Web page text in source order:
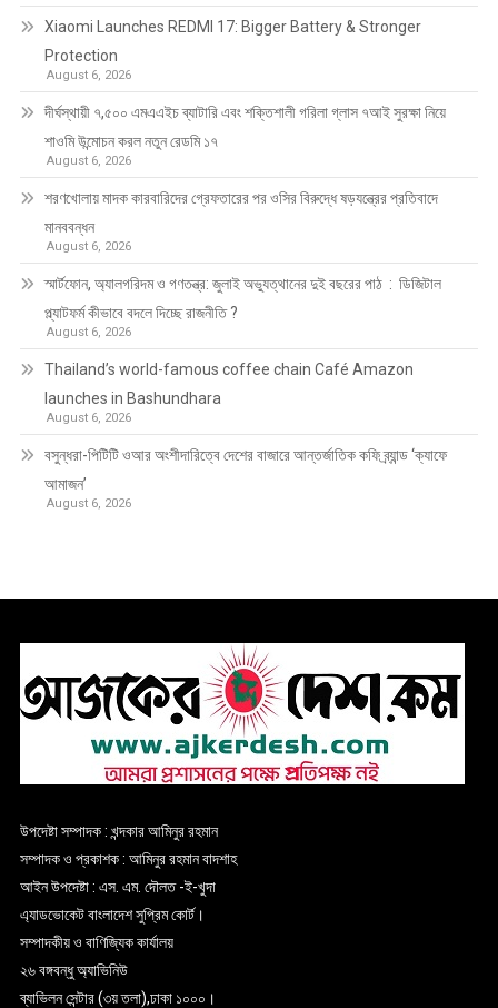
Xiaomi Launches REDMI 17: Bigger Battery & Stronger
Protection
August 6, 2026
দীর্ঘস্থায়ী ৭,৫০০ এমএএইচ ব্যাটারি এবং শক্তিশালী গরিলা গ্লাস ৭আই সুরক্ষা নিয়ে
শাওমি উন্মোচন করল নতুন রেডমি ১৭
August 6, 2026
শরণখোলায় মাদক কারবারিদের গ্রেফতারের পর ওসির বিরুদ্ধে ষড়যন্ত্রের প্রতিবাদে
মানববন্ধন
August 6, 2026
স্মার্টফোন, অ্যালগরিদম ও গণতন্ত্র: জুলাই অভ্যুত্থানের দুই বছরের পাঠ : ডিজিটাল
প্ল্যাটফর্ম কীভাবে বদলে দিচ্ছে রাজনীতি ?
August 6, 2026
Thailand’s world-famous coffee chain Café Amazon
launches in Bashundhara
August 6, 2026
বসুন্ধরা-পিটিটি ওআর অংশীদারিত্বে দেশের বাজারে আন্তর্জাতিক কফি ব্র্যান্ড ‘ক্যাফে
আমাজন’
August 6, 2026
উপদেষ্টা সম্পাদক : খন্দকার আমিনুর রহমান
সম্পাদক ও প্রকাশক : আমিনুর রহমান বাদশাহ
আইন উপদেষ্টা : এস. এম. দৌলত -ই-খুদা
এ্যাডভোকেট বাংলাদেশ সুপ্রিম কোর্ট।
সম্পাদকীয় ও বাণিজ্যিক কার্যালয়
২৬ বঙ্গবন্ধু অ্যাভিনিউ
ব্যাভিলন সেন্টার (৩য় তলা),ঢাকা ১০০০।